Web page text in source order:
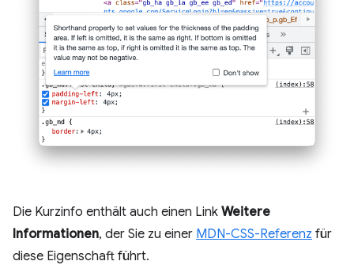
Die Kurzinfo enthält auch einen Link Weitere
Informationen, der Sie zu einer MDN-CSS-Referenz für
diese Eigenschaft führt.